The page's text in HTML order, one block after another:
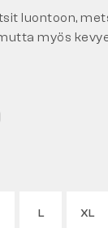
L XL
luontoon,
myös